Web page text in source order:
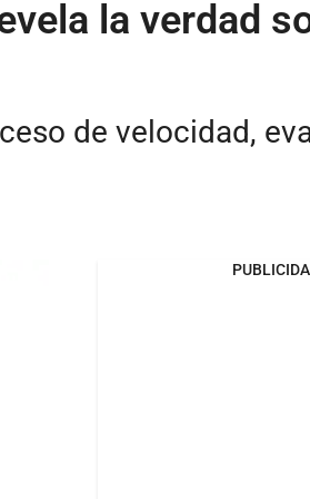
la verdad
de velocidad,